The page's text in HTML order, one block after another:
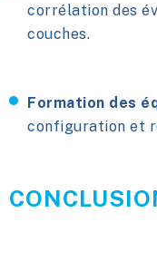
corrélation des
couches.
Formation des
configuration et